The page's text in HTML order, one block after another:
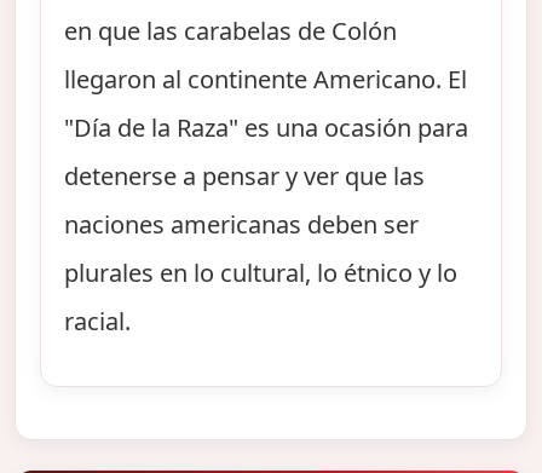
en que las carabelas de Colón
llegaron al continente Americano. El
"Día de la Raza" es una ocasión para
detenerse a pensar y ver que las
naciones americanas deben ser
plurales en lo cultural, lo étnico y lo
racial.